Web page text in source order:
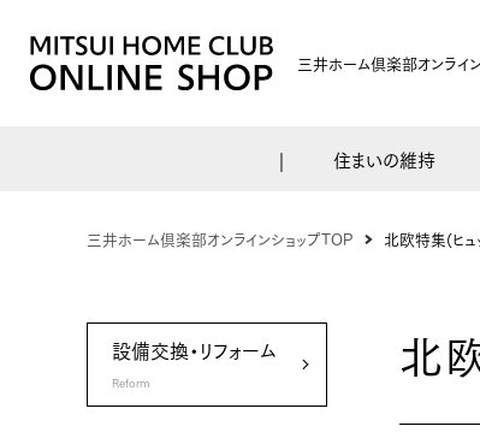
三井ホーム倶楽部オンライ
住まいの維持
三井ホーム倶楽部オンラインショップTOP 北欧特集(ヒュ
設備交換・リフォーム
Reform 北